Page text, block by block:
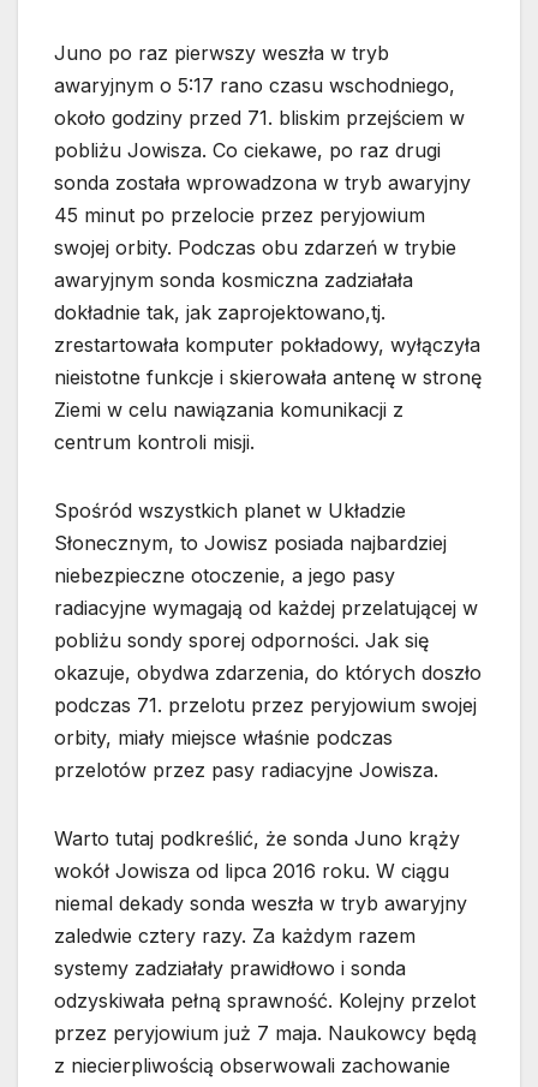
Juno po raz pierwszy weszła w tryb
awaryjnym o 5:17 rano czasu wschodniego,
około godziny przed 71. bliskim przejściem w
pobliżu Jowisza. Co ciekawe, po raz drugi
sonda została wprowadzona w tryb awaryjny
45 minut po przelocie przez peryjowium
swojej orbity. Podczas obu zdarzeń w trybie
awaryjnym sonda kosmiczna zadziałała
dokładnie tak, jak zaprojektowano,tj.
zrestartowała komputer pokładowy, wyłączyła
nieistotne funkcje i skierowała antenę w stronę
Ziemi w celu nawiązania komunikacji z
centrum kontroli misji.
Spośród wszystkich planet w Układzie
Słonecznym, to Jowisz posiada najbardziej
niebezpieczne otoczenie, a jego pasy
radiacyjne wymagają od każdej przelatującej w
pobliżu sondy sporej odporności. Jak się
okazuje, obydwa zdarzenia, do których doszło
podczas 71. przelotu przez peryjowium swojej
orbity, miały miejsce właśnie podczas
przelotów przez pasy radiacyjne Jowisza.
Warto tutaj podkreślić, że sonda Juno krąży
wokół Jowisza od lipca 2016 roku. W ciągu
niemal dekady sonda weszła w tryb awaryjny
zaledwie cztery razy. Za każdym razem
systemy zadziałały prawidłowo i sonda
odzyskiwała pełną sprawność. Kolejny przelot
przez peryjowium już 7 maja. Naukowcy będą
z niecierpliwością obserwowali zachowanie